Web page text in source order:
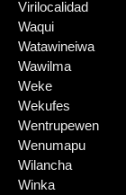
Virilocalidad
Waqui
Watawineiwa
Wawilma
Weke
Wekufes
Wentrupewen
Wenumapu
Wilancha
Winka